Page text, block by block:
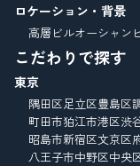
ロケーション・背景
高層ビルオーシャン
こだわりで探す
東京
隅田区足立区豊島区
町田市狛江市港区渋
昭島市新宿区文京区
八王子市中野区中央